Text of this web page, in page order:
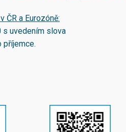
ČR a Eurozóně:
s uvedením slova
příjemce.